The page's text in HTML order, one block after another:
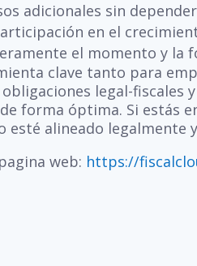
adicionales sin
en el
el momento y la
clave tanto para
legal-
forma óptima. Si estás
esté alineado legalmente
web: https://